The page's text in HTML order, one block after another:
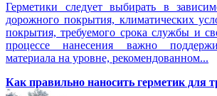
Герметики следует выбирать в
дорожного покрытия, климатических
покрытия, требуемого срока службы и
процессе нанесения важно
материала на уровне, рекомендованном...
Как правильно наносить герметик для